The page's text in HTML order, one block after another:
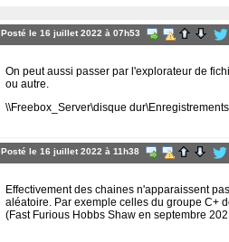
Posté le 16 juillet 2022 à 07h53
On peut aussi passer par l'explorateur de
ou autre.
\\Freebox_Server\disque dur\Enregistrements
Posté le 16 juillet 2022 à 11h38
Effectivement des chaines n'apparaissent
aléatoire. Par exemple celles du groupe C+
(Fast Furious Hobbs Shaw en septembre